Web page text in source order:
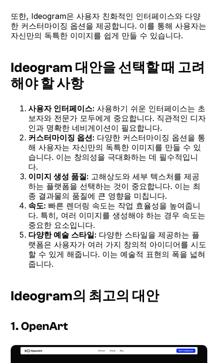
또한, Ideogram은 사용자 친화적인 인터페이스와 다양
한 커스터마이징 옵션을 제공합니다. 이를 통해 사용자는
자신만의 독특한 이미지를 쉽게 만들 수 있습니다.
Ideogram 대안을 선택할 때 고려
해야 할 사항
사용자 인터페이스: 사용하기 쉬운 인터페이스는 초
보자와 전문가 모두에게 중요합니다. 직관적인 디자
인과 명확한 네비게이션이 필요합니다.
커스터마이징 옵션: 다양한 커스터마이징 옵션을 통
해 사용자는 자신만의 독특한 이미지를 만들 수 있
습니다. 이는 창의성을 극대화하는 데 필수적입니
다.
이미지 생성 품질: 고해상도와 세부 텍스처를 제공
하는 플랫폼을 선택하는 것이 중요합니다. 이는 최
종 결과물의 품질에 큰 영향을 미칩니다.
속도: 빠른 렌더링 속도는 작업 효율성을 높여줍니
다. 특히, 여러 이미지를 생성해야 하는 경우 속도는
중요한 요소입니다.
다양한 예술 스타일: 다양한 스타일을 제공하는 플
랫폼은 사용자가 여러 가지 창의적 아이디어를 시도
할 수 있게 해줍니다. 이는 예술적 표현의 폭을 넓혀
줍니다.
Ideogram의 최고의 대안
1. OpenArt